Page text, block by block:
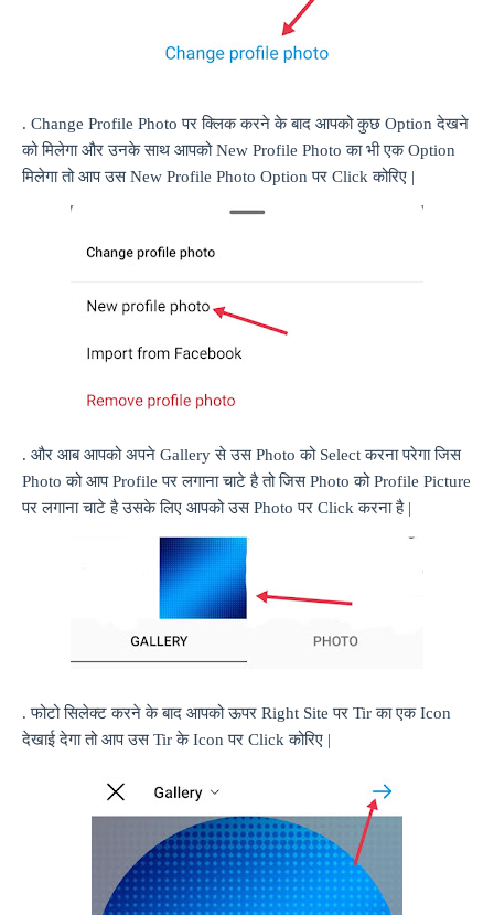
. Change Profile Photoपर क्लिक करने के बाद आपको कुछ Optionदेखने
को मिलेगा और उनके साथ आपकोNew Profile Photoका भी एकOption
मिलेगा तो आप उसNew Profile Photo Optionपर Clickकोरिए |
. और आब आपको अपने Galleryसे उसPhotoको Selectकरना परेगा जिस
Photoको आपProfileपर लगाना चाटे है तो जिसPhotoकोProfile Picture
पर लगाना चाटे है उसके लिए आपको उसPhotoपर Clickकरना है |
. फोटो सिलेक्ट करने के बाद आपको ऊपर Right Siteपर Tirका एकIcon
देखाई देगा तो आप उसTirकेIconपर Clickकोरिए |